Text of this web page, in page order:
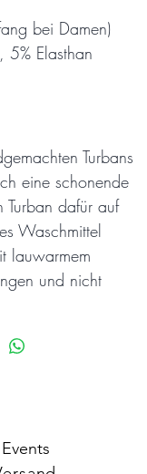
bei Damen)
Elasthan
Turbans
eine schonende
dafür auf
Waschmittel
lauwarmem
und nicht
Events